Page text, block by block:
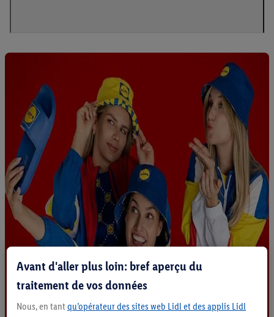
Avant d'aller plus loin: bref aperçu du
traitement de vos données
Nous, en tant qu’opérateur des sites web Lidl et des applis Lidl